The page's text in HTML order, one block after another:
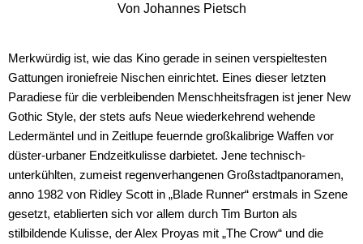
Von Johannes Pietsch
Merkwürdig ist, wie das Kino gerade in seinen verspieltesten
Gattungen ironiefreie Nischen einrichtet. Eines dieser letzten
Paradiese für die verbleibenden Menschheitsfragen ist jener New
Gothic Style, der stets aufs Neue wiederkehrend wehende
Ledermäntel und in Zeitlupe feuernde großkalibrige Waffen vor
düster-urbaner Endzeitkulisse darbietet. Jene technisch-
unterkühlten, zumeist regenverhangenen Großstadtpanoramen,
anno 1982 von Ridley Scott in „Blade Runner“ erstmals in Szene
gesetzt, etablierten sich vor allem durch Tim Burton als
stilbildende Kulisse, der Alex Proyas mit „The Crow“ und die